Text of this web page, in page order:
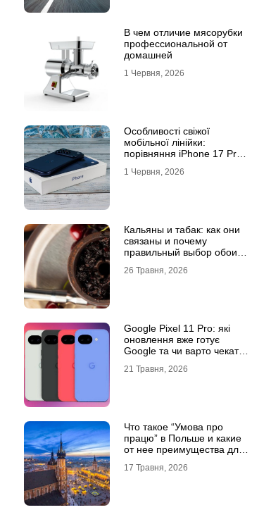
В чем отличие мясорубки
профессиональной от
домашней
1 Червня, 2026
Особливості свіжої
мобільної лінійки:
порівняння iPhone 17 Pro
1 Червня, 2026
Кальяны и табак: как они
связаны и почему
правильный выбор обоих
26 Травня, 2026
Google Pixel 11 Pro: які
оновлення вже готує
Google та чи варто чекати
21 Травня, 2026
Что такое “Умова про
працю” в Польше и какие
от нее преимущества для
17 Травня, 2026